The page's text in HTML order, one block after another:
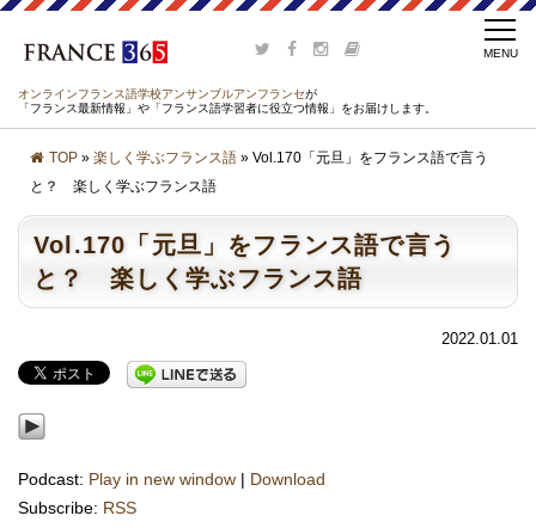
オンラインフランス語学校アンサンブルアンフランセが
「フランス最新情報」や「フランス語学習者に役立つ情報」をお届けします。
TOP » 楽しく学ぶフランス語 » Vol.170「元旦」をフランス語で言う
と？ 楽しく学ぶフランス語
Vol.170「元旦」をフランス語で言う
と？ 楽しく学ぶフランス語
2022.01.01
Podcast: Play in new window | Download
Subscribe: RSS